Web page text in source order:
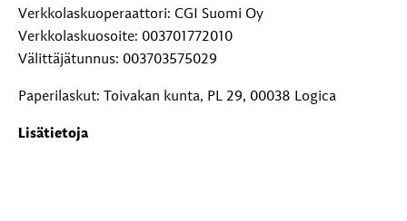
Verkkolaskuoperaattori: CGI Suomi Oy
Verkkolaskuosoite: 003701772010
Välittäjätunnus: 003703575029
Paperilaskut: Toivakan kunta, PL 29, 00038 Logica
Lisätietoja